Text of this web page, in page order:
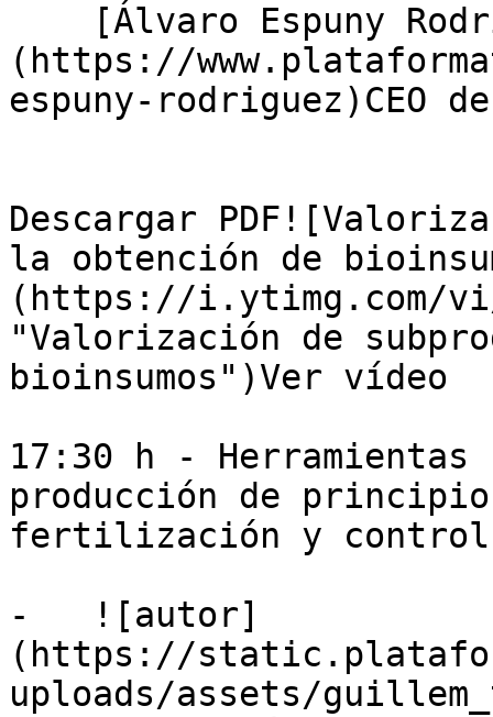
(https://
espuny-rodriguez)CEO
Descargar
la obtención de
(https://i.ytimg.com/vi/
"Valorización de
bioinsumos")Ver vídeo
17:30 h -
producción de
fertilización y control
-   ![autor]
(https://
uploads/assets/